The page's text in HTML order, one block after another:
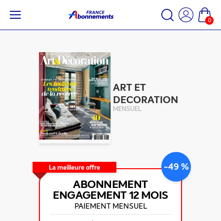
0
ART ET
DECORATION
MENSUEL
La meilleure offre -49 %
ABONNEMENT
ENGAGEMENT12 MOIS
PAIEMENT MENSUEL